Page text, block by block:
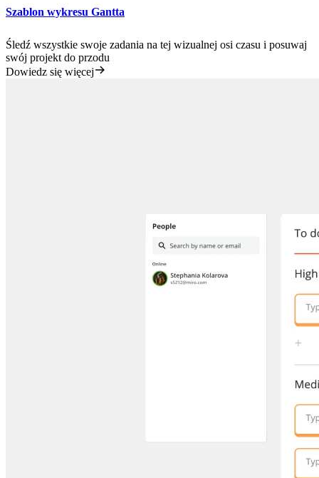
Szablon wykresu Gantta
Śledź wszystkie swoje zadania na tej wizualnej osi czasu i posuwaj
swój projekt do przodu
Dowiedz się więcej